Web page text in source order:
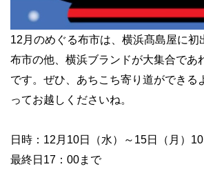
12月のめぐる布市は、横浜髙島屋に初
布市の他、横浜ブランドが大集合であ
です。ぜひ、あちこち寄り道ができる
ってお越しくださいね。
日時：12月10日（水）～15日（月）
最終日17：00まで